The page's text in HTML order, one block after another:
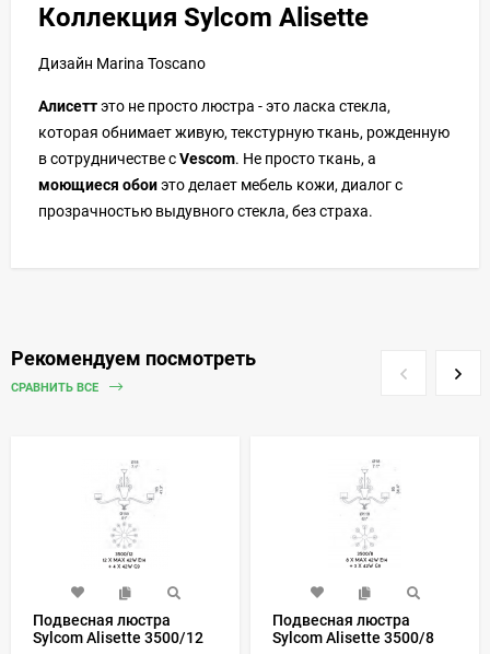
Коллекция Sylcom Alisette
Дизайн Marina Toscano
Алисеттэто не просто люстра - это ласка стекла,
которая обнимает живую, текстурную ткань, рожденную
в сотрудничестве сVescom. Не просто ткань, а
моющиеся обоиэто делает мебель кожи, диалог с
прозрачностью выдувного стекла, без страха.
Рекомендуем посмотреть
СРАВНИТЬ ВСЕ
Подвесная люстра
Sylcom Alisette 3500/12
Подвесная люстра
Sylcom Alisette 3500/8